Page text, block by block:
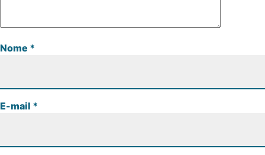
Nome *
E-mail *